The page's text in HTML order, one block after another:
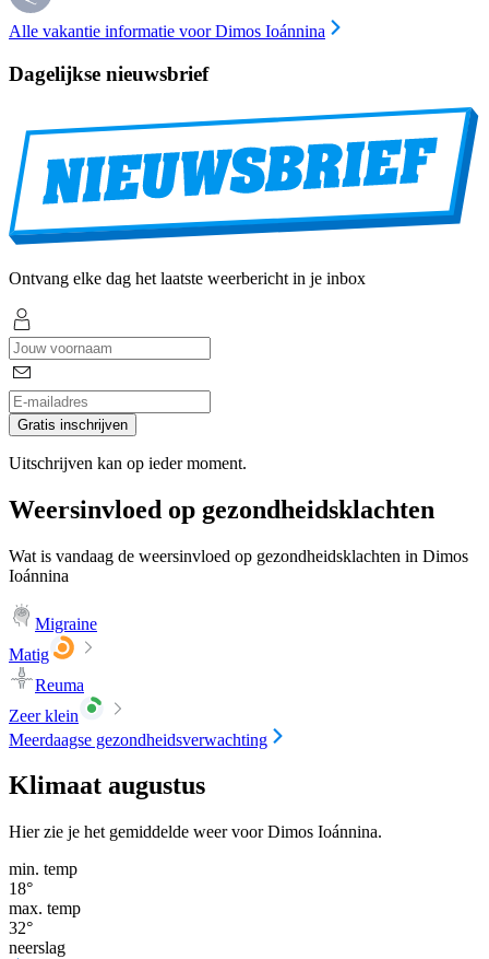
Alle vakantie informatie voor Dimos Ioánnina
Dagelijkse nieuwsbrief
Ontvang elke dag het laatste weerbericht in je inbox
Gratis inschrijven
Uitschrijven kan op ieder moment.
Weersinvloed op gezondheidsklachten
Wat is vandaag de weersinvloed op gezondheidsklachten in Dimos
Ioánnina
Migraine
Matig
Reuma
Zeer klein
Meerdaagse gezondheidsverwachting
Klimaat augustus
Hier zie je het gemiddelde weer voor Dimos Ioánnina.
min. temp
18°
max. temp
32°
neerslag